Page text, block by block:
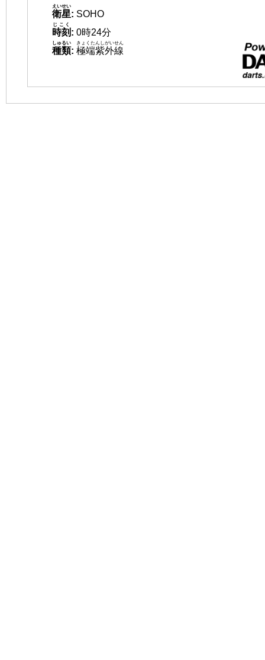
衛星
えいせい
: SOHO
時刻
じこく
: 0時24分
種類
しゅるい
: 極端紫外線
きょくたんしがいせん